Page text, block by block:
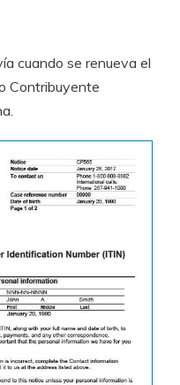
cuando se renueva el
Contribuyente